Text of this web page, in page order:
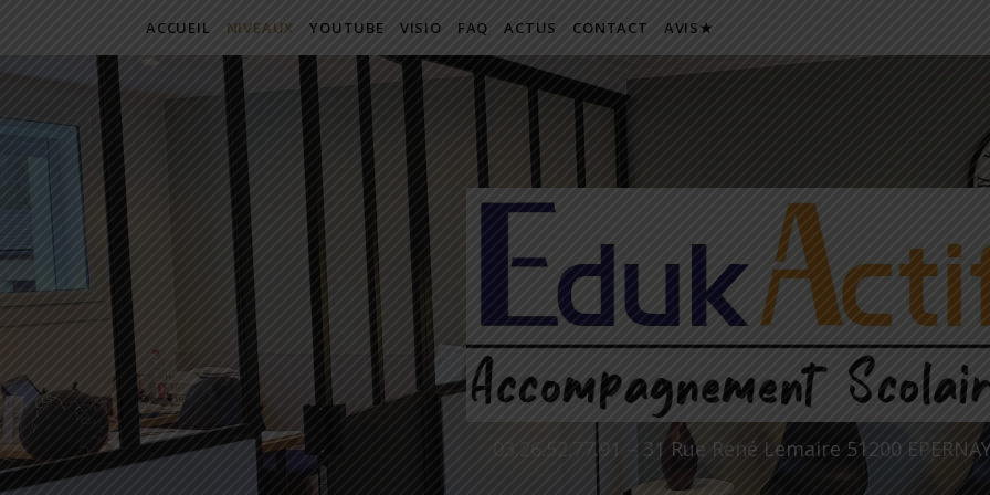
ACCUEIL NIVEAUX YOUTUBE VISIO FAQ ACTUS CONTACT AVIS★
03.26.52.77.91 – 31 Rue René Lemaire 51200